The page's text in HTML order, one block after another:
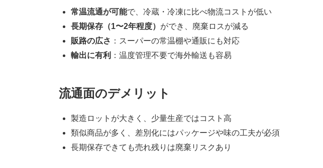
常温流通が可能で、冷蔵・冷凍に比べ物流コストが低い
長期保存（1〜2年程度） ができ、廃棄ロスが減る
販路の広さ ：スーパーの常温棚や通販にも対応
輸出に有利 ：温度管理不要で海外輸送も容易
流通面のデメリット
製造ロットが大きく、少量生産ではコスト高
類似商品が多く、差別化にはパッケージや味の工夫が必須
長期保存できても売れ残りは廃棄リスクあり